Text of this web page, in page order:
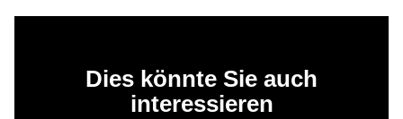
Dies könnte Sie auch
interessieren